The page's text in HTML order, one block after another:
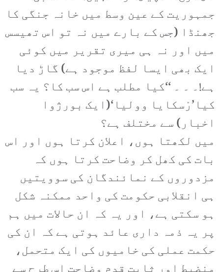
جمہوریت کے عین وسط میں خانہ جنگی کا
جھنڈا (جس کے بارے میں نہ تو اس تھیسس
میں اور نہ ہی میری تقریر میں کوئی
ایک بھی ایسا لفظ موجود ہے) گاڑ دیا
ہے!۔ ۔ ۔ ‘‘کیا مطلب ہے اس سب کا؟ یہ سب
کیا’رْسکایا وولیا‘(ایک بورژوا
اخبار) سے مختلف ہے؟
میں لکھتا ہوں، اعلان کرتا ہوں اور اس
بات کی کھل کر وضاحت کرتا ہوں کہ
مزدوروں کے نمائندگان کی سوویتیں
ہی انقلابی حکومت کی واحد ممکنہ شکل
ہو سکتی ہے، اور یہ کہ ان حالات میں ہم
پر یہ ذمہ داری عائد ہوتی ہے کہ ان کی
حکمت عملی کی خامیوں کی ایک متحمل،